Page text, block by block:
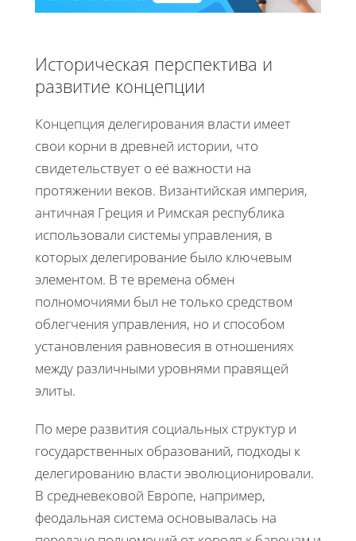
Историческая перспектива и
развитие концепции
Концепция делегирования власти имеет
свои корни в древней истории, что
свидетельствует о её важности на
протяжении веков. Византийская империя,
античная Греция и Римская республика
использовали системы управления, в
которых делегирование было ключевым
элементом. В те времена обмен
полномочиями был не только средством
облегчения управления, но и способом
установления равновесия в отношениях
между различными уровнями правящей
элиты.
По мере развития социальных структур и
государственных образований, подходы к
делегированию власти эволюционировали.
В средневековой Европе, например,
феодальная система основывалась на